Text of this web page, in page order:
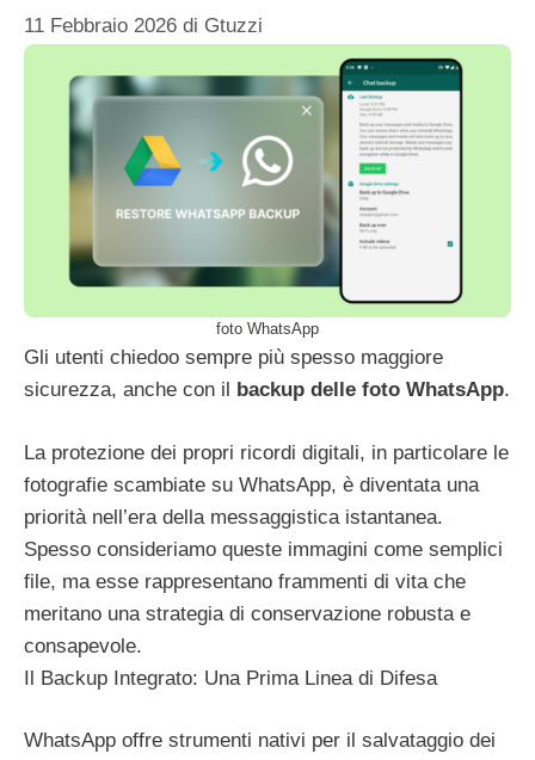
11 Febbraio 2026 di Gtuzzi
foto WhatsApp
Gli utenti chiedoo sempre più spesso maggiore
sicurezza, anche con il backup delle foto WhatsApp.
La protezione dei propri ricordi digitali, in particolare le
fotografie scambiate su WhatsApp, è diventata una
priorità nell’era della messaggistica istantanea.
Spesso consideriamo queste immagini come semplici
file, ma esse rappresentano frammenti di vita che
meritano una strategia di conservazione robusta e
consapevole.
Il Backup Integrato: Una Prima Linea di Difesa
WhatsApp offre strumenti nativi per il salvataggio dei